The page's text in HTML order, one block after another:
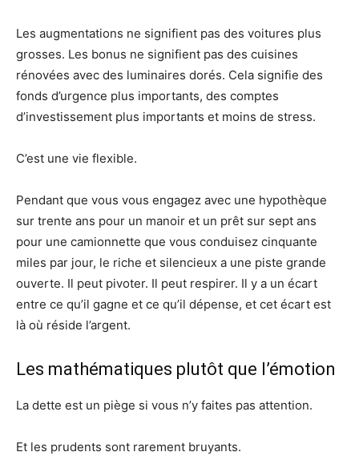
Les augmentations ne signifient pas des voitures plus
grosses. Les bonus ne signifient pas des cuisines
rénovées avec des luminaires dorés. Cela signifie des
fonds d’urgence plus importants, des comptes
d’investissement plus importants et moins de stress.
C’est une vie flexible.
Pendant que vous vous engagez avec une hypothèque
sur trente ans pour un manoir et un prêt sur sept ans
pour une camionnette que vous conduisez cinquante
miles par jour, le riche et silencieux a une piste grande
ouverte. Il peut pivoter. Il peut respirer. Il y a un écart
entre ce qu’il gagne et ce qu’il dépense, et cet écart est
là où réside l’argent.
Les mathématiques plutôt que l’émotion
La dette est un piège si vous n’y faites pas attention.
Et les prudents sont rarement bruyants.